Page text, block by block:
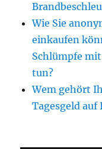
Wie Sie
einkaufen
Schlümpfe
tun?
Wem gehört
Tagesgeld